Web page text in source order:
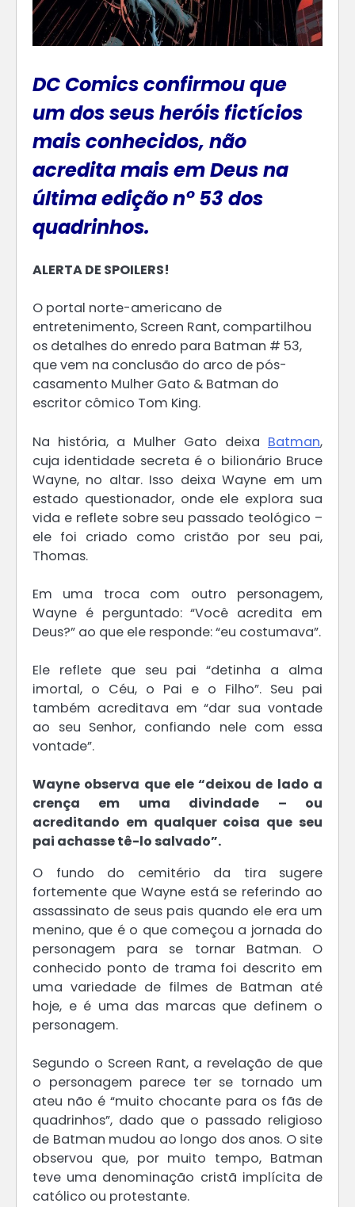
DC Comics confirmou que
um dos seus heróis fictícios
mais conhecidos, não
acredita mais em Deus na
última edição n° 53 dos
quadrinhos.
ALERTA DE SPOILERS!
O portal norte-americano de
entretenimento, Screen Rant, compartilhou
os detalhes do enredo para Batman # 53,
que vem na conclusão do arco de pós-
casamento Mulher Gato & Batman do
escritor cômico Tom King.
Na história, a Mulher Gato deixa Batman,
cuja identidade secreta é o bilionário Bruce
Wayne, no altar. Isso deixa Wayne em um
estado questionador, onde ele explora sua
vida e reflete sobre seu passado teológico –
ele foi criado como cristão por seu pai,
Thomas.
Em uma troca com outro personagem,
Wayne é perguntado: “Você acredita em
Deus?” ao que ele responde: “eu costumava”.
Ele reflete que seu pai “detinha a alma
imortal, o Céu, o Pai e o Filho”. Seu pai
também acreditava em “dar sua vontade
ao seu Senhor, confiando nele com essa
vontade”.
Wayne observa que ele “deixou de lado a
crença em uma divindade – ou
acreditando em qualquer coisa que seu
pai achasse tê-lo salvado”.
O fundo do cemitério da tira sugere
fortemente que Wayne está se referindo ao
assassinato de seus pais quando ele era um
menino, que é o que começou a jornada do
personagem para se tornar Batman. O
conhecido ponto de trama foi descrito em
uma variedade de filmes de Batman até
hoje, e é uma das marcas que definem o
personagem.
Segundo o Screen Rant, a revelação de que
o personagem parece ter se tornado um
ateu não é “muito chocante para os fãs de
quadrinhos”, dado que o passado religioso
de Batman mudou ao longo dos anos. O site
observou que, por muito tempo, Batman
teve uma denominação cristã implícita de
católico ou protestante.